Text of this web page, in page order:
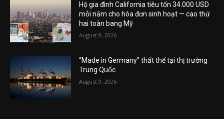
Hộ gia đình California tiêu tốn 34.000 USD
mỗi năm cho hóa đơn sinh hoạt — cao thứ
hai toàn bang Mỹ
August 9, 2026
“Made in Germany” thất thế tại thị trường
Trung Quốc
August 9, 2026